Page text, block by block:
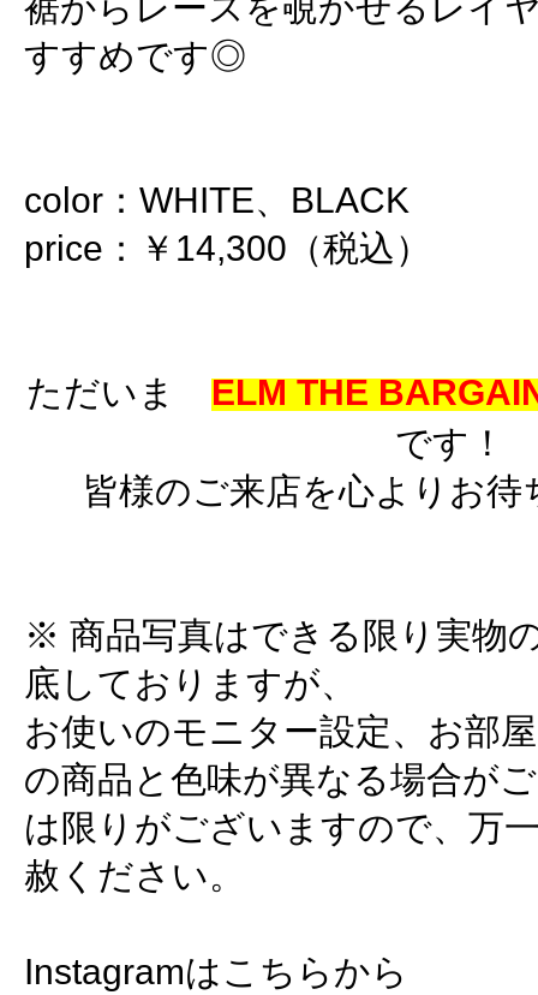
すすめです◎
color：WHITE、BLACK
price：￥14,300（税込）
ただいま ELM THE
です！
皆様のご来店を心よりお
※ 商品写真はできる限り実物
底しておりますが、
お使いのモニター設定、お部
の商品と色味が異なる場合が
は限りがございますので、万
赦ください。
Instagramはこちらから